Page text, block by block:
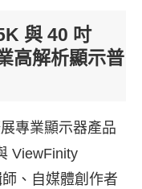
與 40 吋
高解析顯示普
專業顯示器產品
ViewFinity
、自媒體創作者